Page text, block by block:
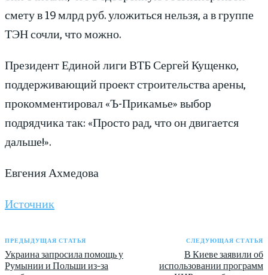
смету в 19 млрд руб. уложиться нельзя, а в группе
ТЭН сочли, что можно.
Президент Единой лиги ВТБ Сергей Кущенко,
поддерживающий проект строительства арены,
прокомментировал «Ъ-Прикамье» выбор
подрядчика так: «Просто рад, что он двигается
дальше!».
Евгения Ахмедова
Источник
ПРЕДЫДУЩАЯ СТАТЬЯ
Украина запросила помощь у
Румынии и Польши из-за
СЛЕДУЮЩАЯ СТАТЬЯ
В Киеве заявили об
использовании программ